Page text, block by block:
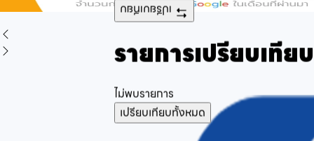
เปรียบเทียบ
รายการเปรียบเทียบ
ไม่พบรายการ
เปรียบเทียบทั้งหมด